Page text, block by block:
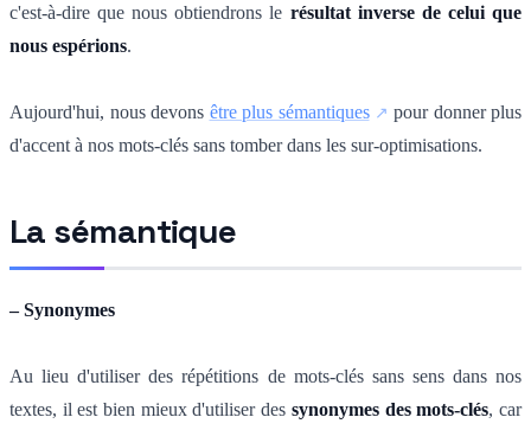
c'est-à-dire que nous obtiendrons le résultat inverse de celui que
nous espérions.
Aujourd'hui, nous devons être plus sémantiques
pour donner plus
d'accent à nos mots-clés sans tomber dans les sur-optimisations.
La sémantique
– Synonymes
Au lieu d'utiliser des répétitions de mots-clés sans sens dans nos
textes, il est bien mieux d'utiliser des synonymes des mots-clés, car